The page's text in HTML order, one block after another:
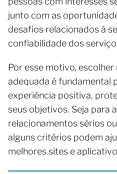
junto com as
desafios relacionados à
confiabilidade dos
Por esse motivo,
adequada é fundamental
experiência positiva,
seus objetivos. Seja para
relacionamentos sérios
alguns critérios podem
melhores sites e